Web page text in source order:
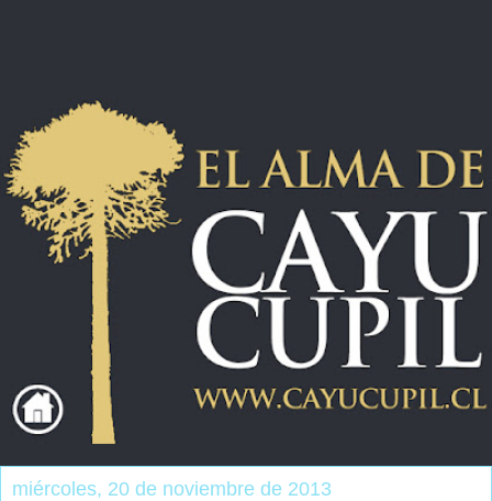
miércoles, 20 de noviembre de 2013